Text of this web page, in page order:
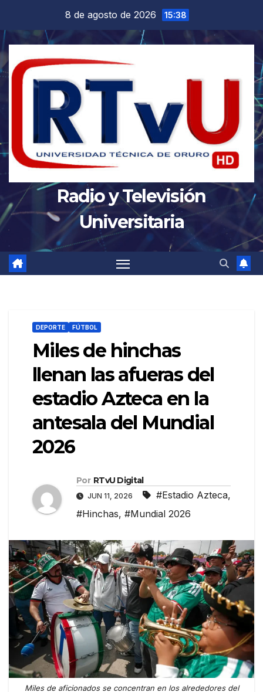
contenido
8 de agosto de 2026 15:38
Radio y Televisión
Universitaria
DEPORTE FÚTBOL
Miles de hinchas
llenan las afueras del
estadio Azteca en la
antesala del Mundial
2026
Por RTvU Digital
JUN 11, 2026 #Estadio Azteca,
#Hinchas, #Mundial 2026
Miles de aficionados se concentran en los alrededores del